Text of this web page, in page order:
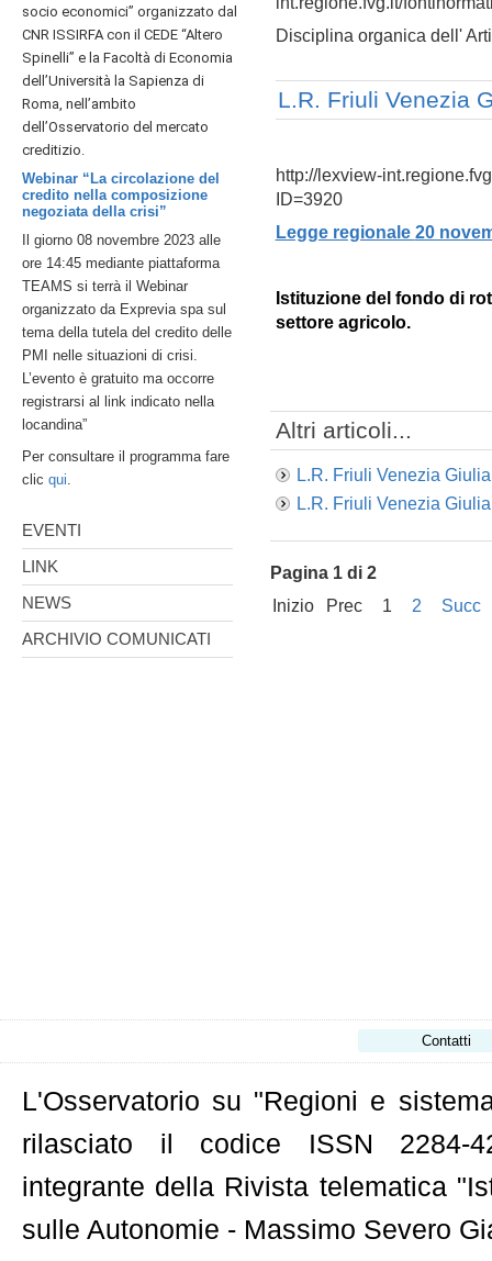
socio economici” organizzato dal
CNR ISSIRFA con il CEDE “Altero
Spinelli” e la Facoltà di Economia
dell’Università la Sapienza di
Roma, nell’ambito
dell’Osservatorio del mercato
creditizio.
Webinar “La circolazione del
credito nella composizione
negoziata della crisi”
Il giorno 08 novembre 2023 alle
ore 14:45 mediante piattaforma
TEAMS si terrà il Webinar
organizzato da Exprevia spa sul
tema della tutela del credito delle
PMI nelle situazioni di crisi.
L’evento è gratuito ma occorre
registrarsi al link indicato nella
locandina”
Per consultare il programma fare
clic qui.
EVENTI
LINK
NEWS
ARCHIVIO COMUNICATI
Disciplina organica dell'
L.R. Friuli Venezia
http://lexview-
ID=3920
Legge regionale 20
Istituzione del fondo di
settore agricolo.
Altri articoli...
L.R. Friuli Venezia
L.R. Friuli Venezia
Pagina 1 di 2
Inizio
Prec 1 2 Succ
Contatti
L'Osservatorio su "Regioni e
rilasciato il codice ISSN 2284-
integrante della Rivista telematica
sulle Autonomie - Massimo Severo